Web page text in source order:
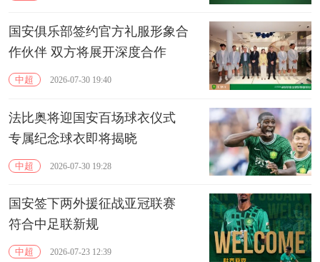
国安俱乐部签约官方礼服形象合
作伙伴 双方将展开深度合作
中超 2026-07-30 19:40
法比奥将迎国安百场球衣仪式
专属纪念球衣即将揭晓
中超 2026-07-30 19:28
国安签下两外援征战亚冠联赛
符合中足联新规
中超 2026-07-23 12:39